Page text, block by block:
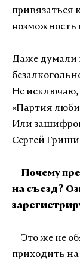
привязаться
возможность
Даже думали
Не исключаю,
«Партия
Или
Сергей
— Почему
на съезд?
— Это же не
приходить